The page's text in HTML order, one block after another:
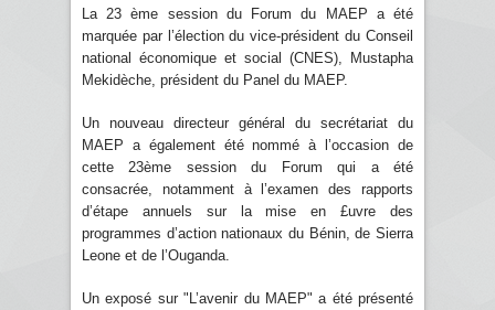
La 23 ème session du Forum du MAEP a été
marquée par l’élection du vice-président du Conseil
national économique et social (CNES), Mustapha
Mekidèche, président du Panel du MAEP.
Un nouveau directeur général du secrétariat du
MAEP a également été nommé à l’occasion de
cette 23ème session du Forum qui a été
consacrée, notamment à l’examen des rapports
d’étape annuels sur la mise en £uvre des
programmes d’action nationaux du Bénin, de Sierra
Leone et de l’Ouganda.
Un exposé sur "L’avenir du MAEP" a été présenté